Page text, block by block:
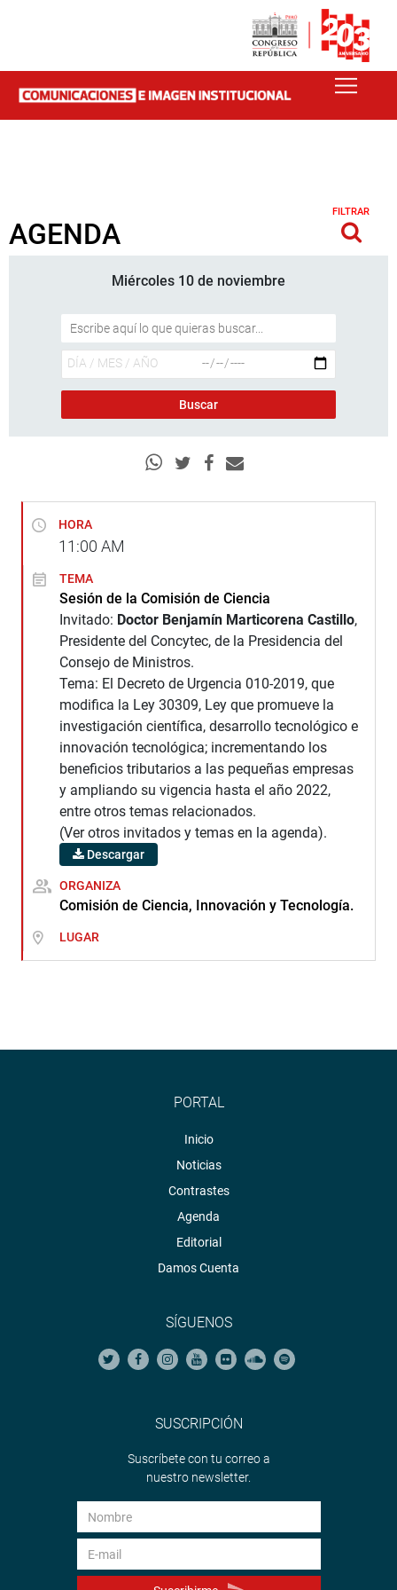
AGENDA
FILTRAR
Miércoles 10 de noviembre
HORA
11:00 AM
TEMA
Sesión de la Comisión de Ciencia
Invitado: Doctor Benjamín Marticorena Castillo,
Presidente del Concytec, de la Presidencia del
Consejo de Ministros.
Tema: El Decreto de Urgencia 010-2019, que
modifica la Ley 30309, Ley que promueve la
investigación científica, desarrollo tecnológico e
innovación tecnológica; incrementando los
beneficios tributarios a las pequeñas empresas
y ampliando su vigencia hasta el año 2022,
entre otros temas relacionados.
(Ver otros invitados y temas en la agenda).
Descargar
ORGANIZA
Comisión de Ciencia, Innovación y Tecnología.
LUGAR
PORTAL
Inicio
Noticias
Contrastes
Agenda
Editorial
Damos Cuenta
SÍGUENOS
SUSCRIPCIÓN
Suscríbete con tu correo a
nuestro newsletter.